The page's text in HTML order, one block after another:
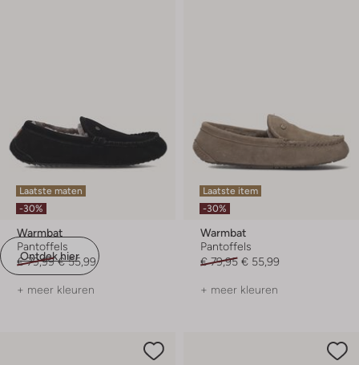
Ontdek hier
Laatste maten
-30%
Warmbat
Pantoffels
€ 79,99 € 55,99
+ meer kleuren
Laatste item
-30%
Warmbat
Pantoffels
€ 79,95 € 55,99
+ meer kleuren